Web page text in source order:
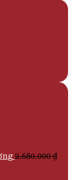
2.680.000₫